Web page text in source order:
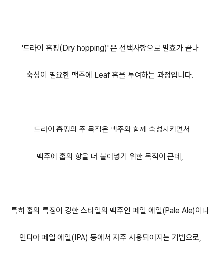
'드라이 홉핑(Dry hopping)' 은 선택사항으로 발효가 끝나
숙성이 필요한 맥주에 Leaf 홉을 투여하는 과정입니다.
드라이 홉핑의 주 목적은 맥주와 함께 숙성시키면서
맥주에 홉의 향을 더 불어넣기 위한 목적이 큰데,
특히 홉의 특징이 강한 스타일의 맥주인 페일 에일(Pale Ale)이나
인디아 페일 에일(IPA) 등에서 자주 사용되어지는 기법으로,